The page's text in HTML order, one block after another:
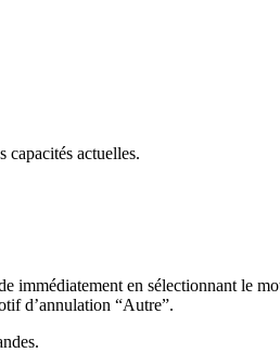
capacités actuelles.
immédiatement en sélectionnant le
d’annulation “Autre”.